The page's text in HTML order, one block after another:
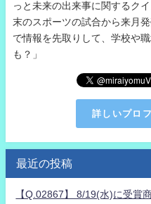
っと未来の出来事に関するク
末のスポーツの試合から来月
で情報を先取りして、学校や
も？」
詳しいプロ
最近の投稿
【Q.02867】 8/19(水)に受賞